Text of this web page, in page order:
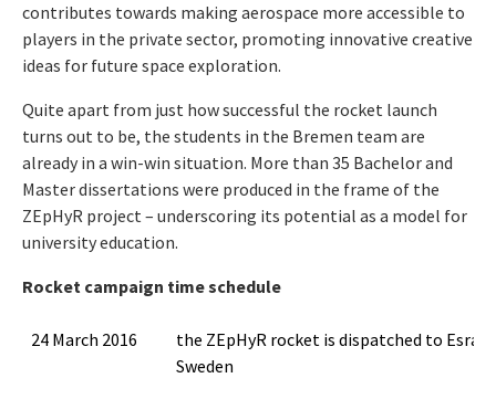
contributes towards making aerospace more accessible to
players in the private sector, promoting innovative creative
ideas for future space exploration.
Quite apart from just how successful the rocket launch
turns out to be, the students in the Bremen team are
already in a win-win situation. More than 35 Bachelor and
Master dissertations were produced in the frame of the
ZEpHyR project – underscoring its potential as a model for
university education.
Rocket campaign time schedule
24 March 2016
the ZEpHyR rocket is dispatched to
Sweden